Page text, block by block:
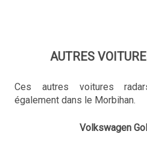
AUTRES
Ces autres voitures
également dans le Morbihan.
Volkswagen